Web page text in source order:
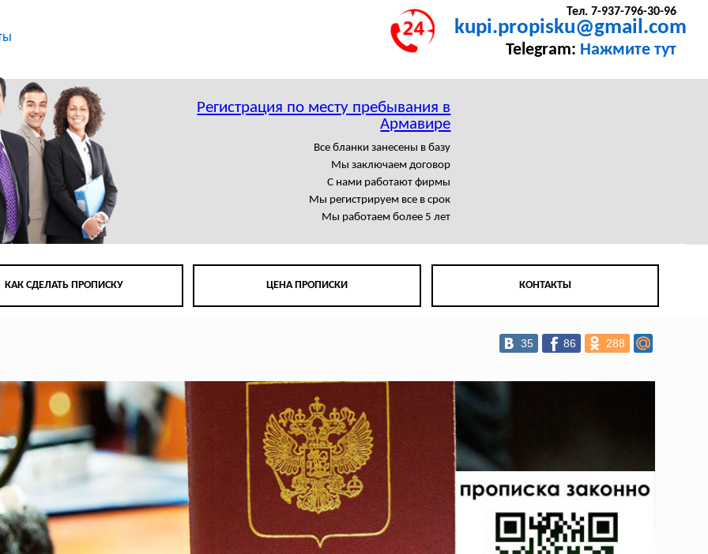
Тел. 7-937-796-30-96
kupi.propisku@gmail.com
Telegram: Нажмите тут
Регистрация по месту пребывания в
Армавире
Все бланки занесены в базу
Мы заключаем договор
С нами работают фирмы
Мы регистрируем все в срок
Мы работаем более 5 лет
КАК СДЕЛАТЬ ПРОПИСКУ ЦЕНА ПРОПИСКИ КОНТАКТЫ
35 86 288